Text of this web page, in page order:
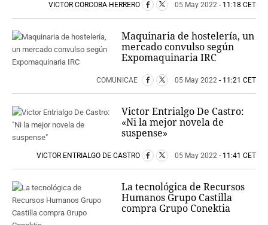
VICTOR CORCOBA HERRERO 05 May 2022 - 11:18 CET
Maquinaria de hostelería, un
mercado convulso según
Expomaquinaria IRC
COMUNICAE 05 May 2022 - 11:21 CET
Victor Entrialgo De Castro:
«Ni la mejor novela de
suspense»
VICTOR ENTRIALGO DE CASTRO 05 May 2022 - 11:41 CET
La tecnológica de Recursos
Humanos Grupo Castilla
compra Grupo Conektia